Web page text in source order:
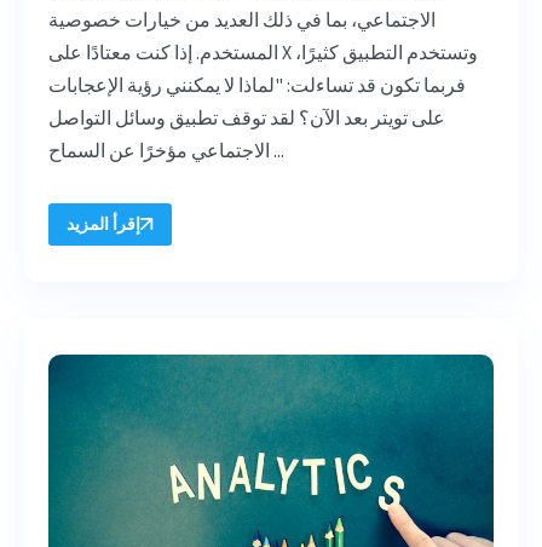
الاجتماعي، بما في ذلك العديد من خيارات خصوصية
المستخدم. إذا كنت معتادًا على X وتستخدم التطبيق كثيرًا،
فربما تكون قد تساءلت: "لماذا لا يمكنني رؤية الإعجابات
على تويتر بعد الآن؟ لقد توقف تطبيق وسائل التواصل
الاجتماعي مؤخرًا عن السماح ...
إقرأ المزيد